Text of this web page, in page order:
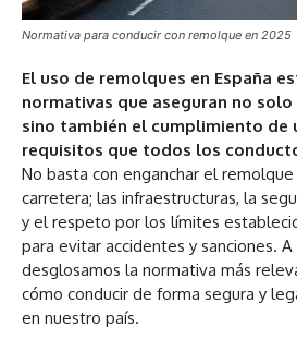
Normativa para conducir con remolque en 2025
El uso de remolques en España
normativas que aseguran no
sino también el cumplimiento de
requisitos que todos los
No basta con enganchar el
carretera; las infraestructuras, la
y el respeto por los límites
para evitar accidentes y sanciones. A
desglosamos la normativa más
cómo conducir de forma segura y
en nuestro país.